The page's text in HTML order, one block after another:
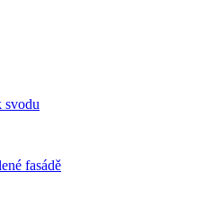
svodu
fasádě